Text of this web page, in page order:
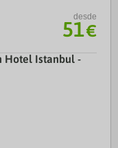
desde
51€
Hotel Istanbul -